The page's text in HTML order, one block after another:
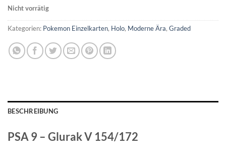
Nicht vorrätig
Kategorien: Pokemon Einzelkarten, Holo, Moderne Ära, Graded
BESCHREIBUNG
PSA 9 – Glurak V 154/172